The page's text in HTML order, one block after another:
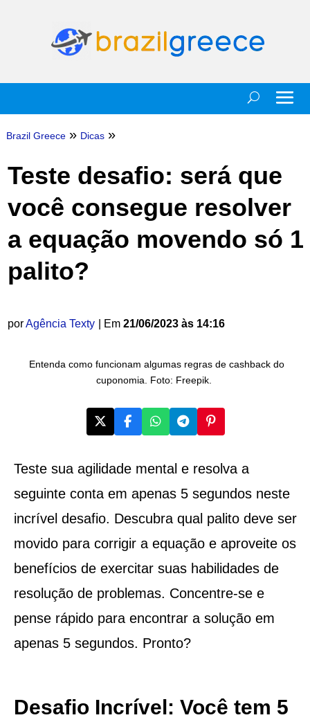
Brazil Greece » Dicas »
Teste desafio: será que
você consegue resolver
a equação movendo só 1
palito?
porAgência Texty | Em 21/06/2023 às 14:16
Entenda como funcionam algumas regras de cashback do
cuponomia. Foto: Freepik.
Teste sua agilidade mental e resolva a
seguinte conta em apenas 5 segundos neste
incrível desafio. Descubra qual palito deve ser
movido para corrigir a equação e aproveite os
benefícios de exercitar suas habilidades de
resolução de problemas. Concentre-se e
pense rápido para encontrar a solução em
apenas 5 segundos. Pronto?
Desafio Incrível: Você tem 5